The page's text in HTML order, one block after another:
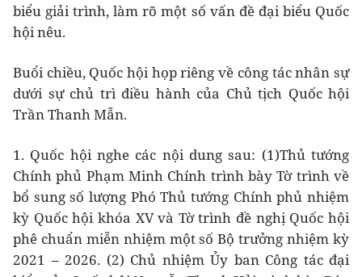
biểu giải trình, làm rõ một số vấn đề đại biểu Quốc
hội nêu.
Buổi chiều, Quốc hội họp riêng về công tác nhân sự
dưới sự chủ trì điều hành của Chủ tịch Quốc hội
Trần Thanh Mẫn.
1. Quốc hội nghe các nội dung sau: (1)Thủ tướng
Chính phủ Phạm Minh Chính trình bày Tờ trình về
bổ sung số lượng Phó Thủ tướng Chính phủ nhiệm
kỳ Quốc hội khóa XV và Tờ trình đề nghị Quốc hội
phê chuẩn miễn nhiệm một số Bộ trưởng nhiệm kỳ
2021 – 2026. (2) Chủ nhiệm Ủy ban Công tác đại